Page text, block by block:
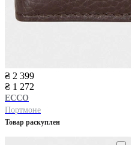
₴ 2 399
₴ 1 272
ECCO
Портмоне
Товар раскуплен